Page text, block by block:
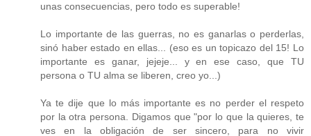
unas consecuencias, pero todo es superable!
Lo importante de las guerras, no es ganarlas o perderlas,
sinó haber estado en ellas... (eso es un topicazo del 15! Lo
importante es ganar, jejeje... y en ese caso, que TU
persona o TU alma se liberen, creo yo...)
Ya te dije que lo más importante es no perder el respeto
por la otra persona. Digamos que "por lo que la quieres, te
ves en la obligación de ser sincero, para no vivir